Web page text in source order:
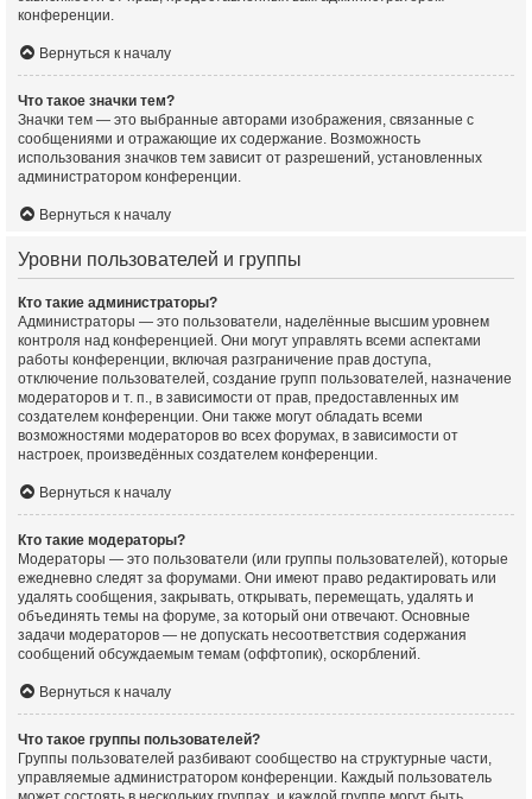
конференции.
Вернуться к началу
Что такое значки тем?
Значки тем — это выбранные авторами изображения, связанные с
сообщениями и отражающие их содержание. Возможность
использования значков тем зависит от разрешений, установленных
администратором конференции.
Вернуться к началу
Уровни пользователей и группы
Кто такие администраторы?
Администраторы — это пользователи, наделённые высшим уровнем
контроля над конференцией. Они могут управлять всеми аспектами
работы конференции, включая разграничение прав доступа,
отключение пользователей, создание групп пользователей, назначение
модераторов и т. п., в зависимости от прав, предоставленных им
создателем конференции. Они также могут обладать всеми
возможностями модераторов во всех форумах, в зависимости от
настроек, произведённых создателем конференции.
Вернуться к началу
Кто такие модераторы?
Модераторы — это пользователи (или группы пользователей), которые
ежедневно следят за форумами. Они имеют право редактировать или
удалять сообщения, закрывать, открывать, перемещать, удалять и
объединять темы на форуме, за который они отвечают. Основные
задачи модераторов — не допускать несоответствия содержания
сообщений обсуждаемым темам (оффтопик), оскорблений.
Вернуться к началу
Что такое группы пользователей?
Группы пользователей разбивают сообщество на структурные части,
управляемые администратором конференции. Каждый пользователь